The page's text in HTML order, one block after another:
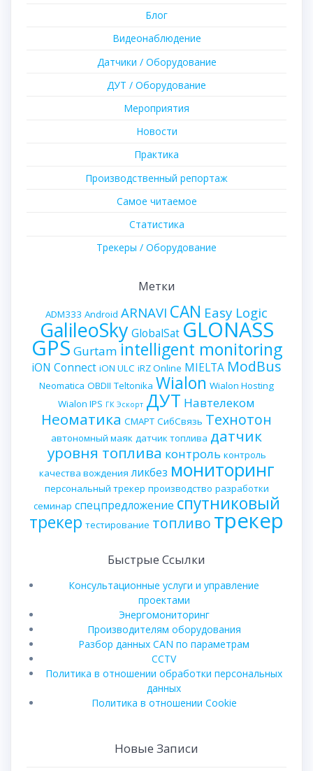
Блог
Видеонаблюдение
Датчики / Оборудование
ДУТ / Оборудование
Мероприятия
Новости
Практика
Производственный репортаж
Самое читаемое
Статистика
Трекеры / Оборудование
Метки
ADM333 Android ARNAVI CAN Easy Logic
GalileoSky GlobalSat GLONASS
GPS Gurtamintelligent monitoring
iON Connect iON ULC iRZ Online MIELTA ModBus
Neomatica OBDII Teltonika Wialon Wialon Hosting
Wialon IPS ГК Эскорт ДУТ Навтелеком
Неоматика СМАРТ СибСвязь Технотон
автономный маяк датчик топлива датчик
уровня топлива контроль контроль
качества вождения ликбез мониторинг
персональный трекер производство разработки
семинар спецпредложение спутниковый
трекер тестирование топливо трекер
Быстрые Ссылки
Консультационные услуги и управление
проектами
Энергомониторинг
Производителям оборудования
Разбор данных CAN по параметрам
CCTV
Политика в отношении обработки персональных
данных
Политика в отношении Cookie
Новые Записи